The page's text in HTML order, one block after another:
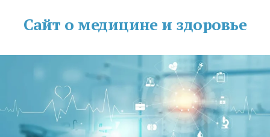
Сайт о медицине и здоровье